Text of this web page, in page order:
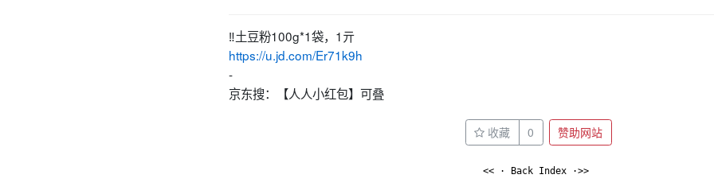
‼土豆粉100g*1袋，1亓
https://u.jd.com/Er71k9h
-
️京东搜：【人人小红包】可叠 ​
收藏 0 赞助网站
<< · Back Index ·>>